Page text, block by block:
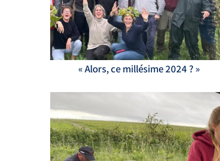
« Alors, ce millésime 2024 ? »